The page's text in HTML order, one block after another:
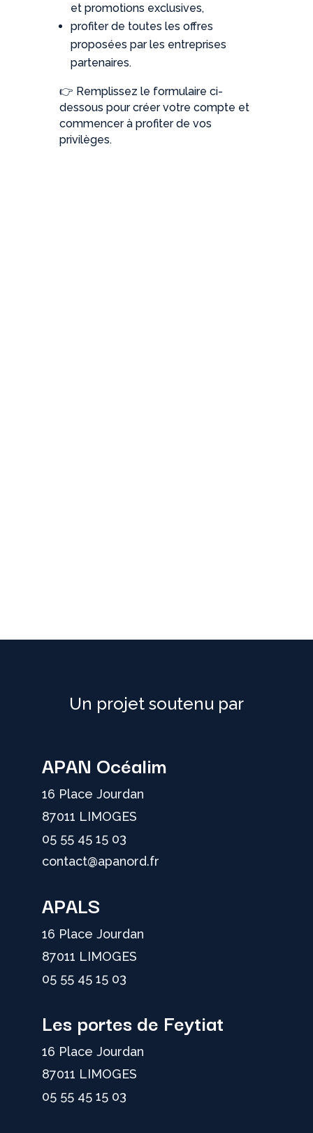
et promotions exclusives,
profiter de toutes les offres
proposées par les entreprises
partenaires.
👉 Remplissez le formulaire ci-
dessous pour créer votre compte et
commencer à profiter de vos
privilèges.
Un projet soutenu par
APAN Océalim
16 Place Jourdan
87011 LIMOGES
05 55 45 15 03
contact@apanord.fr
APALS
16 Place Jourdan
87011 LIMOGES
05 55 45 15 03
Les portes de Feytiat
16 Place Jourdan
87011 LIMOGES
05 55 45 15 03